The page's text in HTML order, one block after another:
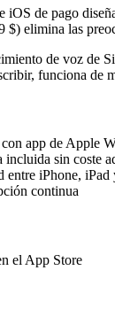
iOS de pago
elimina las
de voz de
funciona de
app de Apple
incluida sin coste
entre iPhone, iPad
continua
el App Store